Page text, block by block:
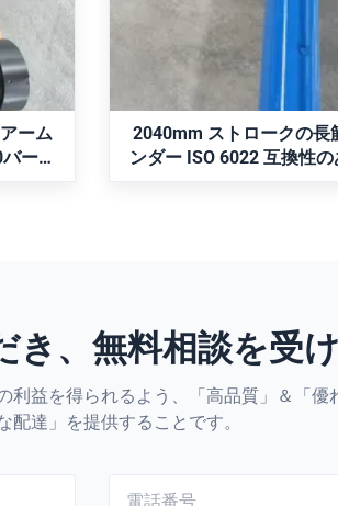
ーム
ーの
/スト
れク
ベア
デル
ムや
。
2040mm ストロークの長
ンダー ISO 6022 互換性の
ダ。 ISO 6022/DIN ISO 3320
Rexroth CDH1シリーズと互
す。高周波焼き入れクロム
ド、精密に研磨されたチュー
能なクッションが特徴です。
付けオプションを備えた定
力。
お問い合わせ
、無料相談を受
利益を得られるよう、「高品質」＆「優
配達」を提供することです。